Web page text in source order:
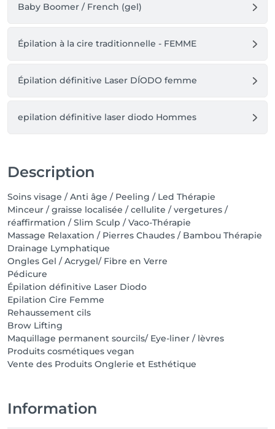
Baby Boomer / French (gel)
Épilation à la cire traditionnelle - FEMME
Épilation définitive Laser DÍODO femme
epilation définitive laser diodo Hommes
Description
Soins visage / Anti âge / Peeling / Led Thérapie
Minceur / graisse localisée / cellulite / vergetures /
réaffirmation / Slim Sculp / Vaco-Thérapie
Massage Relaxation / Pierres Chaudes / Bambou Thérapie
Drainage Lymphatique
Ongles Gel / Acrygel/ Fibre en Verre
Pédicure
Épilation définitive Laser Diodo
Epilation Cire Femme
Rehaussement cils
Brow Lifting
Maquillage permanent sourcils/ Eye-liner / lèvres
Produits cosmétiques vegan
Vente des Produits Onglerie et Esthétique
Information